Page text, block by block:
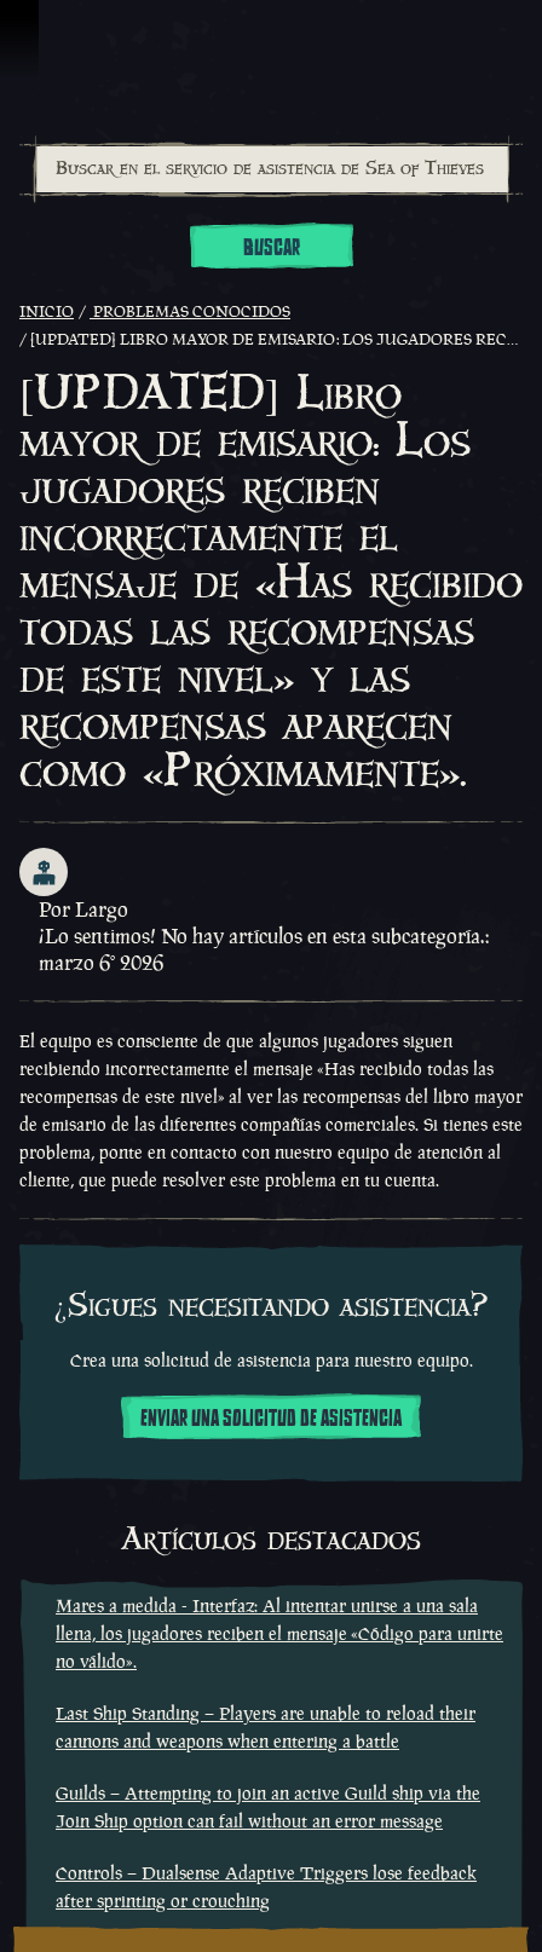
BUSCAR
INICIO
PROBLEMAS CONOCIDOS
[UPDATED] LIBRO MAYOR DE EMISARIO: LOS JUGADORES RECIBEN INCORRECTAMENTE EL MENSAJE DE «HAS RECIBIDO TODAS LAS RECOMPENSAS DE ESTE NIVEL» Y LAS RECOMPENSAS APARECEN COMO «PRÓXIMAMENTE».
[UPDATED] Libro
mayor de emisario: Los
jugadores reciben
incorrectamente el
mensaje de «Has recibido
todas las recompensas
de este nivel» y las
recompensas aparecen
como «Próximamente».
Por Largo
¡Lo sentimos! No hay artículos en esta subcategoría.:
marzo 6º 2026
El equipo es consciente de que algunos jugadores siguen
recibiendo incorrectamente el mensaje «Has recibido todas las
recompensas de este nivel» al ver las recompensas del libro mayor
de emisario de las diferentes compañías comerciales. Si tienes este
problema, ponte en contacto con nuestro equipo de atención al
cliente, que puede resolver este problema en tu cuenta.
¿Sigues necesitando asistencia?
Crea una solicitud de asistencia para nuestro equipo.
ENVIAR UNA SOLICITUD DE ASISTENCIA
Artículos destacados
Mares a medida - Interfaz: Al intentar unirse a una sala
llena, los jugadores reciben el mensaje «Código para unirte
no válido».
Last Ship Standing – Players are unable to reload their
cannons and weapons when entering a battle
Guilds – Attempting to join an active Guild ship via the
Join Ship option can fail without an error message
Controls – Dualsense Adaptive Triggers lose feedback
after sprinting or crouching